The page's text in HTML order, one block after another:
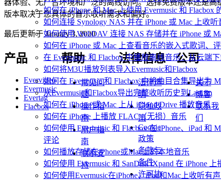
如何在 iPhone 和 Mac 上使用 Evermusic 和 Flacbox
如何连接 Synology NAS 并在 iPhone 或 Mac 上收听
如何使用 WebDAV 连接 NAS 存储并在 iPhone 或
如何在 iPhone 或 Mac 上查看音乐的嵌入式歌词、
在 Evermusic 和 Flacbox 中播放离线音乐：从云端
如何将M3U播放列表导入Evermusic和Flacbox
如何在 Evermusic 和 Flacbox 中将曲目合集导出为
从Evermusic和Flacbox导出完整收听历史到Last.fm
如何在 iPhone 或 Mac 上从 iCloud Drive 播放音乐
如何在 iPhone 上播放 FLAC（无损）音乐
如何使用 Evermusic 和 Flacbox 在 iPhone、iPad 和
评论
如何播放存储在iPhone或Mac上的本地音乐
如何使用 Evermusic 和 SanDisk iXpand 在 iPhone
如何使用Evermusic在iPhone、iPad和Mac上收听有
器体验、无广告环境和广泛的离线访问。选择免费版本还是高
版本取决于您具体的音乐收听需求和偏好。
最后更新于January 3, 2020
产品
Evervideo
Evermusic
Evertag
Flacbox
帮助
常见问
题
操作指
南
用户指
南
联系支
持
法律信息
法律声
明
隐私政
策
Cookie
政策
条款与
条件
许可协
公司
关于
博客
联系我
们